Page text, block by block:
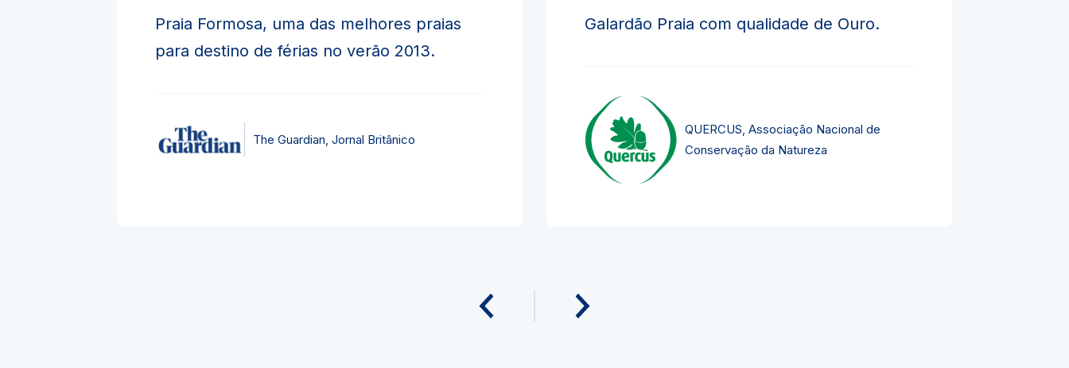
Praia Formosa, uma das melhores praias
para destino de férias no verão 2013.
The Guardian, Jornal Britânico
Galardão Praia com qualidade de Ouro.
QUERCUS, Associação Nacional de
Conservação da Natureza